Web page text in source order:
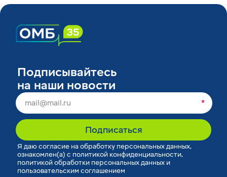
Подписывайтесь
на наши новости
*
Подписаться
Я даю согласие на обработку персональных данных,
ознакомлен(а) с политикой конфиденциальности,
политикой обработки персональных данных и
пользовательским соглашением